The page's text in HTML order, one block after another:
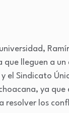
que lleguen a
el Sindicato
ya que
resolver los